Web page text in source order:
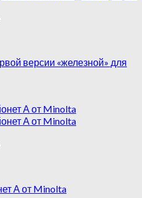
версии «железной» для
А от Minolta